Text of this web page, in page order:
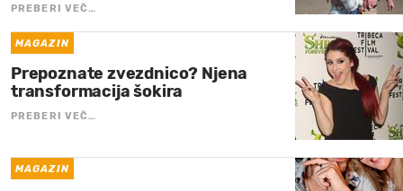
PREBERI VEČ…
MAGAZIN
Prepoznate zvezdnico? Njena
transformacija šokira
PREBERI VEČ…
MAGAZIN